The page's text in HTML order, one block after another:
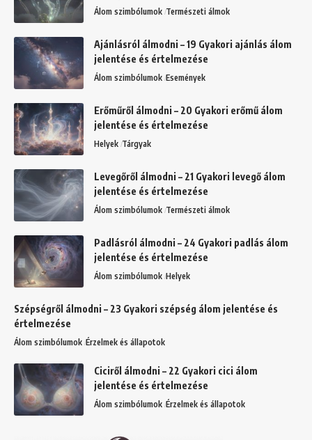
Álom szimbólumok Természeti álmok
Ajánlásról álmodni – 19 Gyakori ajánlás álom
jelentése és értelmezése
Álom szimbólumok Események
Erőműről álmodni – 20 Gyakori erőmű álom
jelentése és értelmezése
Helyek Tárgyak
Levegőről álmodni – 21 Gyakori levegő álom
jelentése és értelmezése
Álom szimbólumok Természeti álmok
Padlásról álmodni – 24 Gyakori padlás álom
jelentése és értelmezése
Álom szimbólumok Helyek
Szépségről álmodni – 23 Gyakori szépség álom jelentése és
értelmezése
Álom szimbólumok Érzelmek és állapotok
Ciciről álmodni – 22 Gyakori cici álom
jelentése és értelmezése
Álom szimbólumok Érzelmek és állapotok